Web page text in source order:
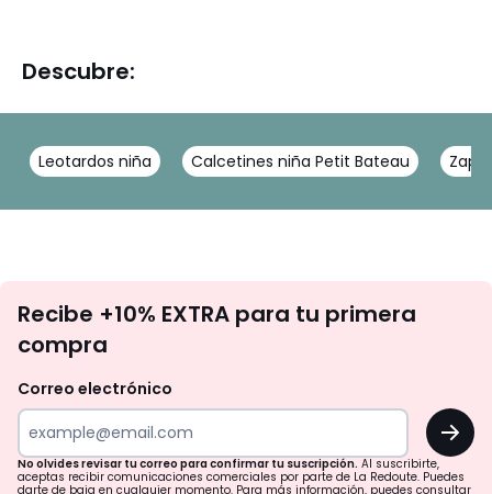
Descubre:
Leotardos niña Calcetines niña Petit Bateau
te
tu
para
Recibe +10% EXTRA para tu primera
compra
Correo electrónico
OK
No olvides revisar tu correo para confirmar tu suscripción. Al suscribirte,
aceptas recibir comunicaciones comerciales por parte de La Redoute. Puedes
darte de baja en cualquier momento. Para más información, puedes consultar